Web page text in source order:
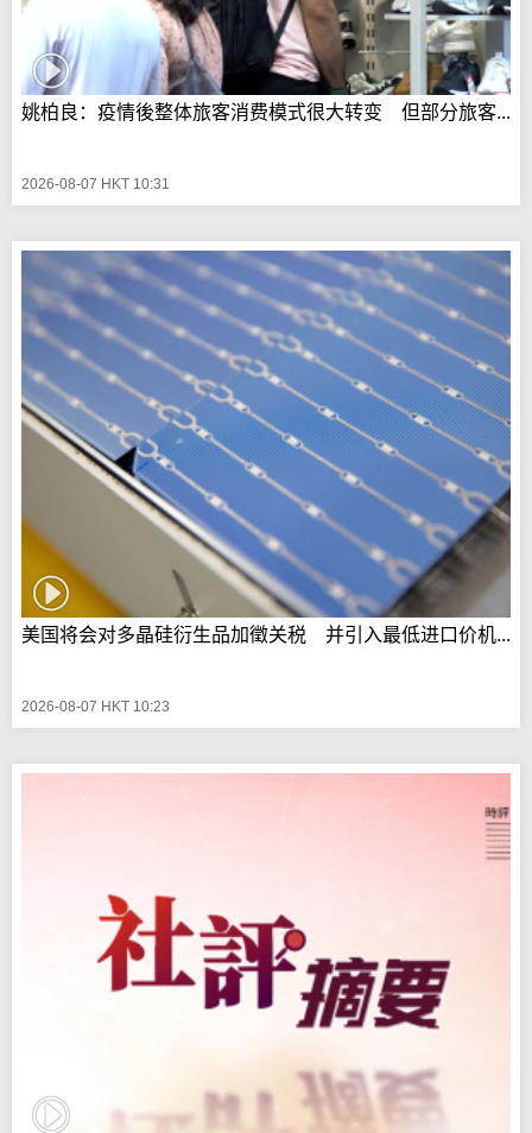
姚柏良：疫情後整体旅客消费模式很大转变 但部分旅客...
2026-08-07 HKT 10:31
美国将会对多晶硅衍生品加徵关税 并引入最低进口价机...
2026-08-07 HKT 10:23